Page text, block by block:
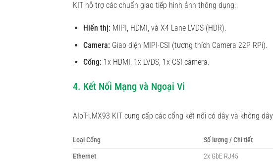
KIT hỗ trợ các chuẩn giao tiếp hình ảnh thông dụng:
Hiển thị: MIPI, HDMI, và X4 Lane LVDS (HDR).
Camera: Giao diện MIPI-CSI (tương thích Camera 22P RPi).
Cổng: 1x HDMI, 1x LVDS, 1x CSI camera.
4. Kết Nối Mạng và Ngoại Vi
AIoT-i.MX93 KIT cung cấp các cổng kết nối có dây và không
Loại Cổng Số lượng / Chi tiết
Ethernet
2x GbE RJ45